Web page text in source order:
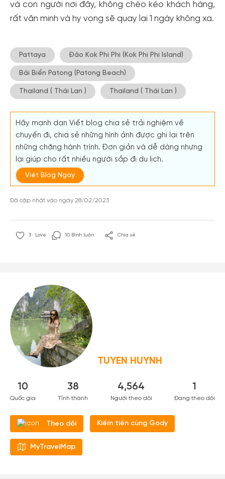
và con người nơi đây, không chèo kéo khách hàng,
rất văn minh và hy vọng sẽ quay lại 1 ngày không xa.
Pattaya Đảo Kok Phi Phi (Kok Phi Phi Island)
Bãi Biển Patong (Patong Beach)
Thailand ( Thái Lan ) Thailand ( Thái Lan )
Hãy mạnh dạn Viết blog chia sẻ trải nghiệm về
chuyến đi, chia sẻ những hình ảnh được ghi lại trên
những chặng hành trình. Đơn giản và dễ dàng nhưng
lại giúp cho rất nhiều người sắp đi du lịch.
Viết Blog Ngay
Đã cập nhật vào ngày 28/02/2023
3 Love 10 Bình luận Chia sẻ
TUYEN HUYNH
10
Quốc gia
38
Tỉnh thành
4,564
Người theo dõi
1
Đang theo dõi
Theo dõi Kiếm tiền cùng Gody
MyTravelMap
Tạo tài khoản nhanh - nhận nhiều
Tạo tài khoản để có thểnhận ngay các ưu đãi
dẫn dành cho thành viên đến từ các đối tác của
Gody.vn dành cho cộng đồng.
Đăng ký
Hoặc đăng nhập bằng
Đăng nhập
Facebook